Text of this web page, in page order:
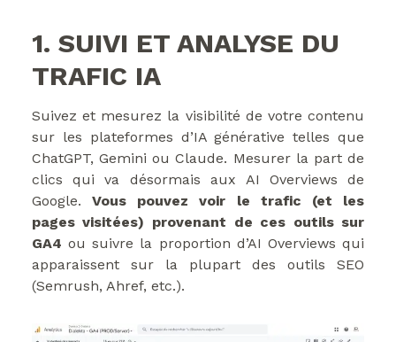
1. SUIVI ET ANALYSE DU
TRAFIC IA
Suivez et mesurez la visibilité de votre contenu
sur les plateformes d’IA générative telles que
ChatGPT, Gemini ou Claude. Mesurer la part de
clics qui va désormais aux AI Overviews de
Google.Vous pouvez voir le trafic (et les
pages visitées) provenant de ces outils sur
GA4 ou suivre la proportion d’AI Overviews qui
apparaissent sur la plupart des outils SEO
(Semrush, Ahref, etc.).